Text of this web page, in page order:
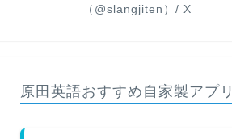
（@slangjiten）/ X
原田英語おすすめ自家製アプリ